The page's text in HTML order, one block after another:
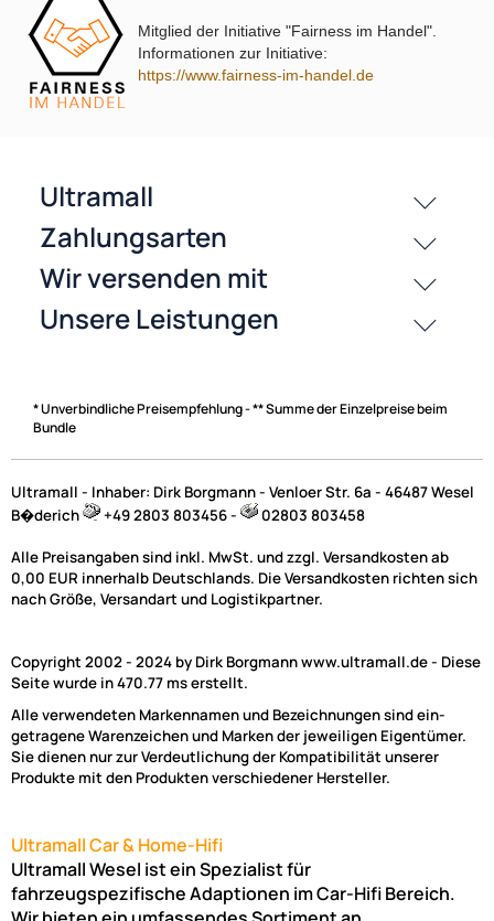
History
Zahlungsarten
Mitglied der Initiative "Fairness im Handel".
Informationen zur Initiative:
https://www.fairness-im-handel.de
* Unverbindliche Preisempfehlung - ** Summe der Einzelpreise beim
Bundle
Ultramall - Inhaber: Dirk Borgmann - Venloer Str. 6a - 46487 Wesel
B�derich
+49 2803 803456 - 02803 803458
Alle Preisangaben sind inkl. MwSt. und zzgl. Versandkosten ab
0,00 EUR innerhalb Deutschlands. Die Versandkosten richten sich
nach Größe, Versandart und Logistikpartner.
Copyright 2002 - 2024 by Dirk Borgmann www.ultramall.de - Diese
Seite wurde in 470.77 ms erstellt.
Alle verwendeten Markennamen und Bezeichnungen sind ein-
getragene Warenzeichen und Marken der jeweiligen Eigentümer.
Sie dienen nur zur Verdeutlichung der Kompatibilität unserer
Produkte mit den Produkten verschiedener Hersteller.
Ultramall Car & Home-Hifi
Ultramall Wesel ist ein Spezialist für
fahrzeugspezifische Adaptionen im Car-Hifi Bereich.